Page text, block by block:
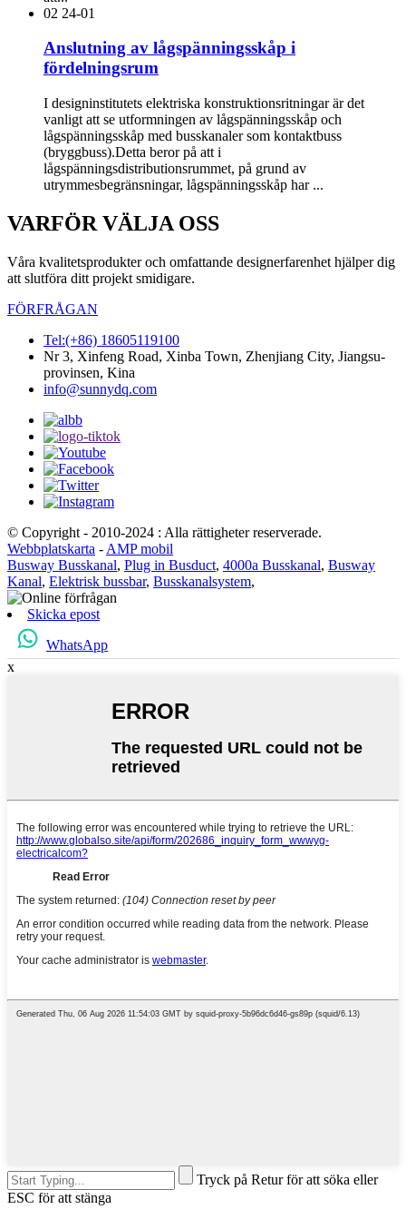
02 24-01
Anslutning av lågspänningsskåp i
fördelningsrum
I designinstitutets elektriska konstruktionsritningar är det
vanligt att se utformningen av lågspänningsskåp och
lågspänningsskåp med busskanaler som kontaktbuss
(bryggbuss).Detta beror på att i
lågspänningsdistributionsrummet, på grund av
utrymmesbegränsningar, lågspänningsskåp har ...
VARFÖR VÄLJA OSS
Våra kvalitetsprodukter och omfattande designerfarenhet hjälper dig
att slutföra ditt projekt smidigare.
FÖRFRÅGAN
Tel:(+86) 18605119100
Nr 3, Xinfeng Road, Xinba Town, Zhenjiang City, Jiangsu-
provinsen, Kina
info@sunnydq.com
© Copyright - 2010-2024 : Alla rättigheter reserverade.
Webbplatskarta - AMP mobil
Busway Busskanal, Plug in Busduct, 4000a Busskanal, Busway
Kanal, Elektrisk bussbar, Busskanalsystem,
Skicka epost
WhatsApp
x
Tryck på Retur för att söka eller
ESC för att stänga